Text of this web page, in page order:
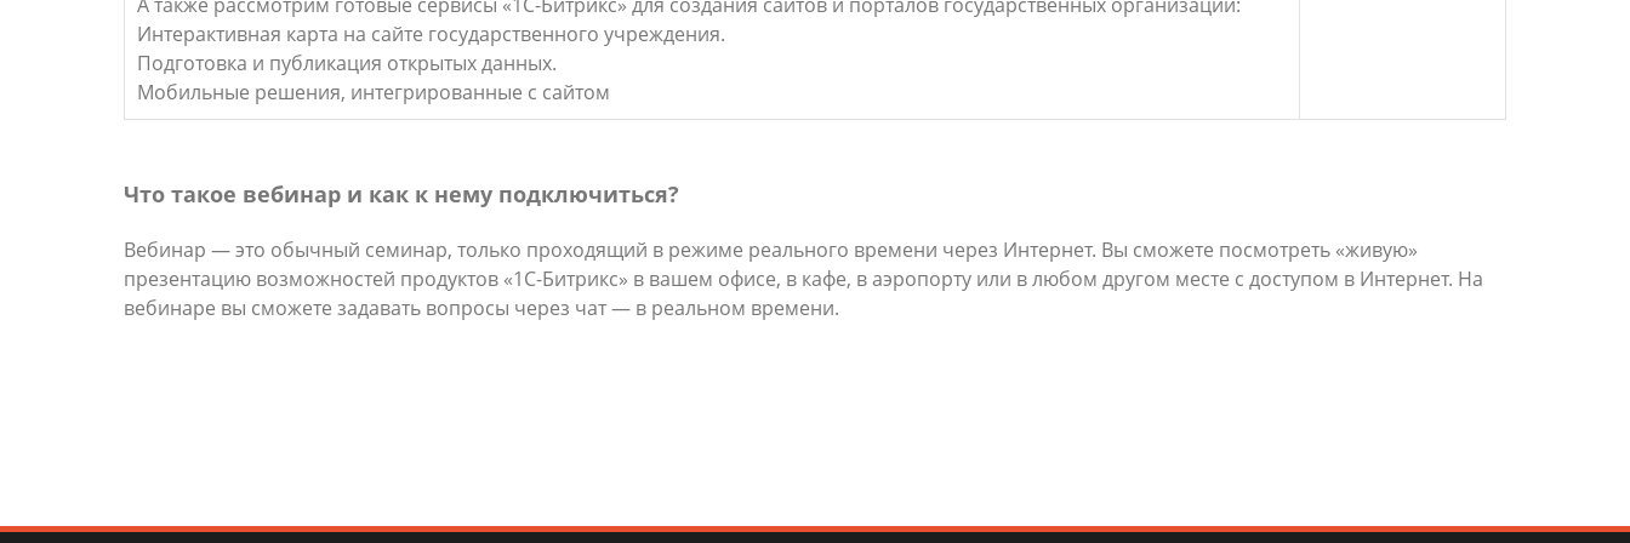
Интерактивная карта на сайте государственного учреждения.
Подготовка и публикация открытых данных.
Мобильные решения, интегрированные с сайтом
Что такое вебинар и как к нему подключиться?
Вебинар — это обычный семинар, только проходящий в режиме реального времени через Интернет. Вы сможете посмотреть «живую»
презентацию возможностей продуктов «1С-Битрикс» в вашем офисе, в кафе, в аэропорту или в любом другом месте с доступом в Интернет. На
вебинаре вы сможете задавать вопросы через чат — в реальном времени.